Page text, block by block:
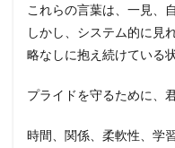
これらの言葉は、一見、
しかし、システム的に見
略なしに抱え続けている
プライドを守るために、
時間、関係、柔軟性、学習